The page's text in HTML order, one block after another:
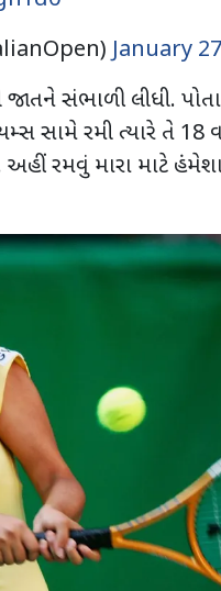
January
જાતને સંભાળી લીધી.
સામે રમી ત્યારે તે 18
અહીં રમવું મારા માટે